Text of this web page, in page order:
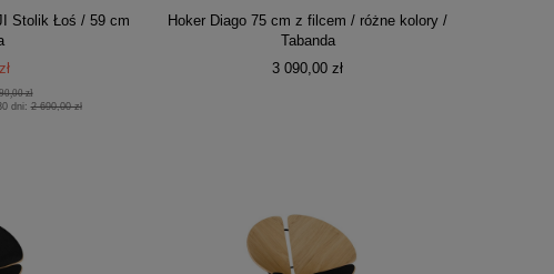
Stolik Łoś / 59 cm
zł
dni:2 690,00 zł
Hoker Diago 75 cm z filcem / różne kolory /
Tabanda
3 090,00 zł